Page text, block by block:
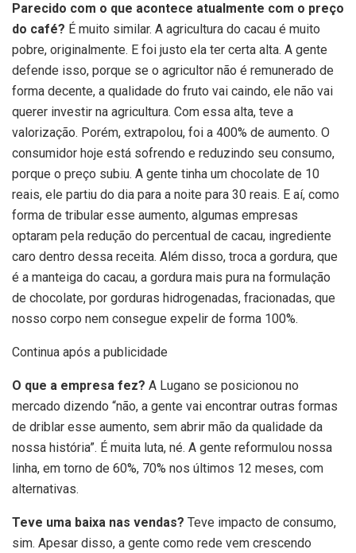
Parecido com o que acontece atualmente com o preço
do café? É muito similar. A agricultura do cacau é muito
pobre, originalmente. E foi justo ela ter certa alta. A gente
defende isso, porque se o agricultor não é remunerado de
forma decente, a qualidade do fruto vai caindo, ele não vai
querer investir na agricultura. Com essa alta, teve a
valorização. Porém, extrapolou, foi a 400% de aumento. O
consumidor hoje está sofrendo e reduzindo seu consumo,
porque o preço subiu. A gente tinha um chocolate de 10
reais, ele partiu do dia para a noite para 30 reais. E aí, como
forma de tribular esse aumento, algumas empresas
optaram pela redução do percentual de cacau, ingrediente
caro dentro dessa receita. Além disso, troca a gordura, que
é a manteiga do cacau, a gordura mais pura na formulação
de chocolate, por gorduras hidrogenadas, fracionadas, que
nosso corpo nem consegue expelir de forma 100%.
Continua após a publicidade
O que a empresa fez? A Lugano se posicionou no
mercado dizendo “não, a gente vai encontrar outras formas
de driblar esse aumento, sem abrir mão da qualidade da
nossa história”. É muita luta, né. A gente reformulou nossa
linha, em torno de 60%, 70% nos últimos 12 meses, com
alternativas.
Teve uma baixa nas vendas? Teve impacto de consumo,
sim. Apesar disso, a gente como rede vem crescendo